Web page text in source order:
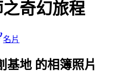
奇幻旅程
名片
基地 的相簿照片